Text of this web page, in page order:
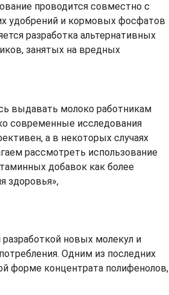
проводится совместно с
удобрений и кормовых фосфатов
разработка альтернативных
занятых на вредных
выдавать молоко работникам
современные исследования
а в некоторых случаях
рассмотреть использование
добавок как более
здоровья»,
разработкой новых молекул и
Одним из последних
форме концентрата полифенолов,